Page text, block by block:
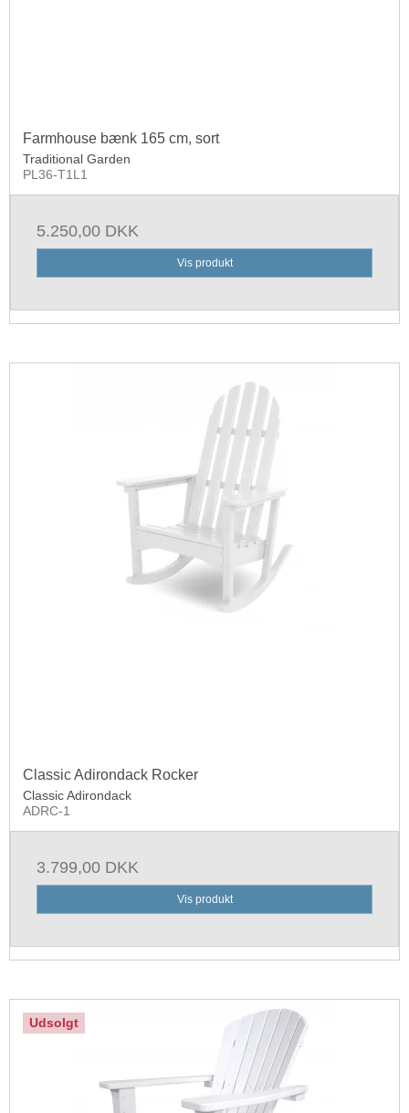
Farmhouse bænk 165 cm, sort
Traditional Garden
PL36-T1L1
5.250,00 DKK
Vis produkt
Classic Adirondack Rocker
Classic Adirondack
ADRC-1
3.799,00 DKK
Vis produkt
Udsolgt